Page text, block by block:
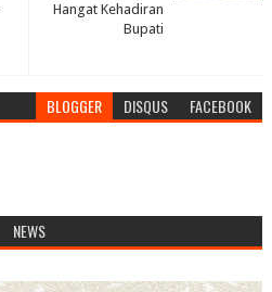
Hangat Kehadiran
Bupati
BLOGGER DISQUS FACEBOOK
NEWS